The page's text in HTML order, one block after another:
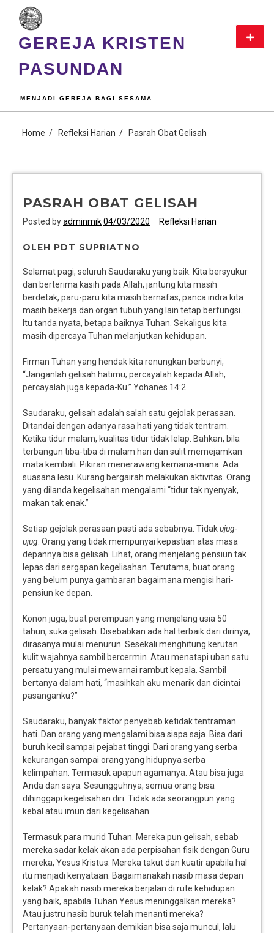
GEREJA KRISTEN
PASUNDAN
MENJADI GEREJA BAGI SESAMA
Home Refleksi Harian Pasrah Obat Gelisah
PASRAH OBAT GELISAH
Posted byadminmik04/03/2020 Refleksi Harian
OLEH PDT SUPRIATNO
Selamat pagi, seluruh Saudaraku yang baik. Kita bersyukur
dan berterima kasih pada Allah, jantung kita masih
berdetak, paru-paru kita masih bernafas, panca indra kita
masih bekerja dan organ tubuh yang lain tetap berfungsi.
Itu tanda nyata, betapa baiknya Tuhan. Sekaligus kita
masih dipercaya Tuhan melanjutkan kehidupan.
Firman Tuhan yang hendak kita renungkan berbunyi,
“Janganlah gelisah hatimu; percayalah kepada Allah,
percayalah juga kepada-Ku.” Yohanes 14:2
Saudaraku, gelisah adalah salah satu gejolak perasaan.
Ditandai dengan adanya rasa hati yang tidak tentram.
Ketika tidur malam, kualitas tidur tidak lelap. Bahkan, bila
terbangun tiba-tiba di malam hari dan sulit memejamkan
mata kembali. Pikiran menerawang kemana-mana. Ada
suasana lesu. Kurang bergairah melakukan aktivitas. Orang
yang dilanda kegelisahan mengalami “tidur tak nyenyak,
makan tak enak.”
Setiap gejolak perasaan pasti ada sebabnya. Tidakujug-
ujug . Orang yang tidak mempunyai kepastian atas masa
depannya bisa gelisah. Lihat, orang menjelang pensiun tak
lepas dari sergapan kegelisahan. Terutama, buat orang
yang belum punya gambaran bagaimana mengisi hari-
pensiun ke depan.
Konon juga, buat perempuan yang menjelang usia 50
tahun, suka gelisah. Disebabkan ada hal terbaik dari dirinya,
dirasanya mulai menurun. Sesekali menghitung kerutan
kulit wajahnya sambil bercermin. Atau menatapi uban satu
persatu yang mulai mewarnai rambut kepala. Sambil
bertanya dalam hati, “masihkah aku menarik dan dicintai
pasanganku?”
Saudaraku, banyak faktor penyebab ketidak tentraman
hati. Dan orang yang mengalami bisa siapa saja. Bisa dari
buruh kecil sampai pejabat tinggi. Dari orang yang serba
kekurangan sampai orang yang hidupnya serba
kelimpahan. Termasuk apapun agamanya. Atau bisa juga
Anda dan saya. Sesungguhnya, semua orang bisa
dihinggapi kegelisahan diri. Tidak ada seorangpun yang
kebal atau imun dari kegelisahan.
Termasuk para murid Tuhan. Mereka pun gelisah, sebab
mereka sadar kelak akan ada perpisahan fisik dengan Guru
mereka, Yesus Kristus. Mereka takut dan kuatir apabila hal
itu menjadi kenyataan. Bagaimanakah nasib masa depan
kelak? Apakah nasib mereka berjalan di rute kehidupan
yang baik, apabila Tuhan Yesus meninggalkan mereka?
Atau justru nasib buruk telah menanti mereka?
Pertanyaan-pertanyaan demikian bisa saja muncul, lalu